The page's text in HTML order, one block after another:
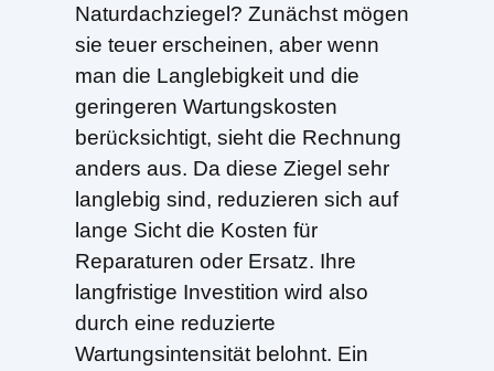
Naturdachziegel? Zunächst mögen
sie teuer erscheinen, aber wenn
man die Langlebigkeit und die
geringeren Wartungskosten
berücksichtigt, sieht die Rechnung
anders aus. Da diese Ziegel sehr
langlebig sind, reduzieren sich auf
lange Sicht die Kosten für
Reparaturen oder Ersatz. Ihre
langfristige Investition wird also
durch eine reduzierte
Wartungsintensität belohnt. Ein